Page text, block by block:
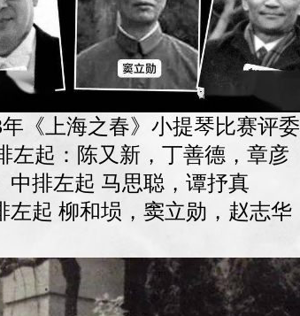
年《上海之春》小提琴比赛评委
左起：陈又新，丁善德，章彦
中排左起 马思聪，谭抒真
左起 柳和埙，窦立勋，赵志华